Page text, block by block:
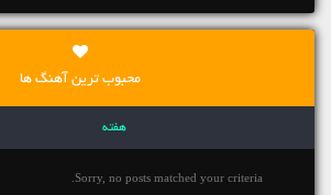
محبوب ترین آهنگ ها
هفته
Sorry, no posts matched your criteria.